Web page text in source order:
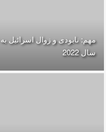
مهم: نابودی و زوال اسرائیل
سال 2022